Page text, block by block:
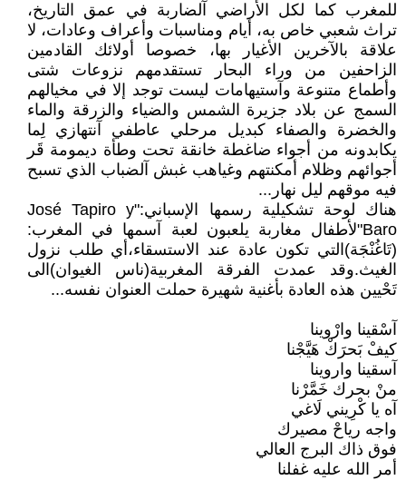
للمغرب كما لكل الأراضي آلضاربة في عمق التاريخ،
تراث شعبي خاص به، أيام ومناسبات وأعراف وعادات، لا
علاقة بالآخرين الأغيار بها، خصوصا أولائك القادمين
الزاحفين من وراء البحار تستقدمهم نزوعات شتى
وأطماع متنوعة وآستيهامات ليست توجد إلا في مخيالهم
السمج عن بلاد جزيرة الشمس والضياء والزرقة والماء
والخضرة والصفاء كبديل مرحلي عاطفي آنتهازي لِما
يكابدونه من أجواء ضاغطة خانقة تحت وطأة ديمومة قَر
أجوائهم وظلام أمكنتهم وغياهب غبش آلضباب الذي تسبح
فيه موقهم ليل نهار...
هناك لوحة تشكيلية رسمها الإسباني:"José Tapiro y
Baro"لأطفال مغاربة يلعبون لعبة آسمها في المغرب:
(تَاغُنْجَة)التي تكون عادة عند الاستسقاء،أي طلب نزول
الغيث.وقد عمدت الفرقة المغربية(ناس الغيوان)الى
تَحْيين هذه العادة بأغنية شهيرة حملت العنوان نفسه...
آسْقينا وارْوينا
كيفْ بَحرَكْ هَيَّجْنا
آسقينا واروينا
منْ بحرك خَمَّرْنا
آه يا كْرِيني لَاغي
واجه رياحْ مصيرك
فوق ذاك البرج العالي
أمر الله عليه غفلنا